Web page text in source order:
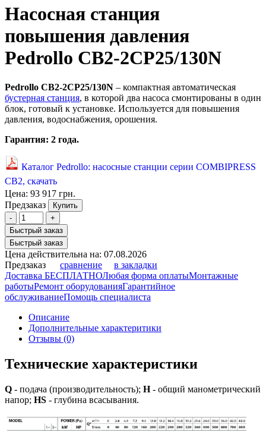
Насосная станция
повышения давления
Pedrollo CB2-2CP25/130N
Pedrollo CB2-2CP25/130N – компактная автоматическая
бустерная станция, в которой два насоса смонтированы в один
блок, готовый к установке. Используется для повышения
давления, водоснабжения, орошения.
Гарантия: 2 года.
Каталог Pedrollo: насосные станции серии COMBIPRESS
CB2, скачать
Цена: 93 917 грн.
Предзаказ
Купить
-
+
Быстрый заказ
Быстрый заказ
Цена действительна на: 07.08.2026
Предзаказ
сравнение
в закладки
Доставка БЕСПЛАТНОЛюбая форма оплатыМонтажные
работыРемонт оборудованияГарантийное
обслуживаниеПомощь специалиста
Описание
Дополнительные характеритики
Отзывы (0)
Технические характеристики
Q - подача (производительность); H- общий манометрический
напор; HS - глубина всасывания.